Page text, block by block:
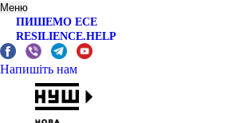
Меню
ПИШЕМО ЕСЕ
RESILIENCE.HELP
Напишіть нам